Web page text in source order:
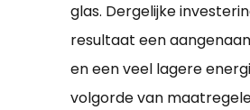
glas. Dergelijke
resultaat een
en een veel lagere
volgorde van